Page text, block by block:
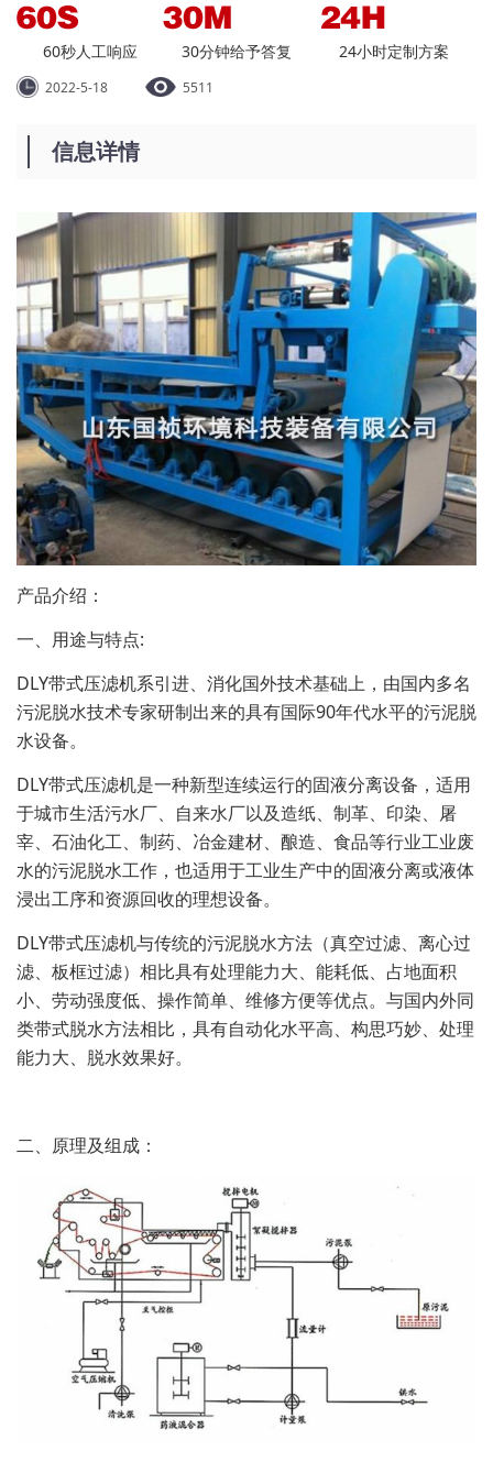
60秒人工响应 30分钟给予答复 24小时定制方案
2022-5-18 5511
信息详情
产品介绍：
一、用途与特点:
DLY带式压滤机系引进、消化国外技术基础上，由国内多名
污泥脱水技术专家研制出来的具有国际90年代水平的污泥脱
水设备。
DLY带式压滤机是一种新型连续运行的固液分离设备，适用
于城市生活污水厂、自来水厂以及造纸、制革、印染、屠
宰、石油化工、制药、冶金建材、酿造、食品等行业工业废
水的污泥脱水工作，也适用于工业生产中的固液分离或液体
浸出工序和资源回收的理想设备。
DLY带式压滤机与传统的污泥脱水方法（真空过滤、离心过
滤、板框过滤）相比具有处理能力大、能耗低、占地面积
小、劳动强度低、操作简单、维修方便等优点。与国内外同
类带式脱水方法相比，具有自动化水平高、构思巧妙、处理
能力大、脱水效果好。
二、原理及组成：